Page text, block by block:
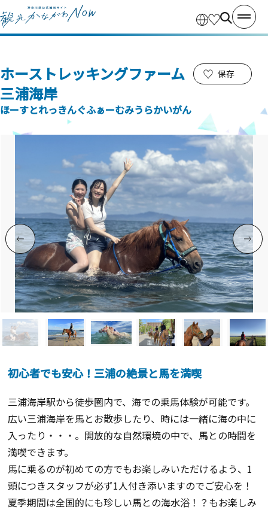
ホーストレッキングファーム
三浦海岸
ほーすとれっきんぐふぁーむみうらかいがん
保存
初心者でも安心！三浦の絶景と馬を満喫
三浦海岸駅から徒歩圏内で、海での乗馬体験が可能です。
広い三浦海岸を馬とお散歩したり、時には一緒に海の中に
入ったり・・・。開放的な自然環境の中で、馬との時間を
満喫できます。
馬に乗るのが初めての方でもお楽しみいただけるよう、1
頭につきスタッフが必ず1人付き添いますのでご安心を！
夏季期間は全国的にも珍しい馬との海水浴！？もお楽しみ